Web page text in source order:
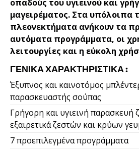
οπαδούς του υγιεινού και
μαγειρέματος. Στα υπόλοιπα
πλεονεκτήματα ανήκουν τα
αυτόματα προγράμματα, οι
λειτουργίες και η εύκολη
ΓΕΝΙΚΆ ΧΑΡΑΚΤΗΡΙΣΤΙΚΆ :
Έξυπνος και καινοτόμος
παρασκευαστής σούπας
Γρήγορη και υγιεινή παρασκευή
εξαιρετικά ζεστών και κρύων
7 προεπιλεγμένα προγράμματα